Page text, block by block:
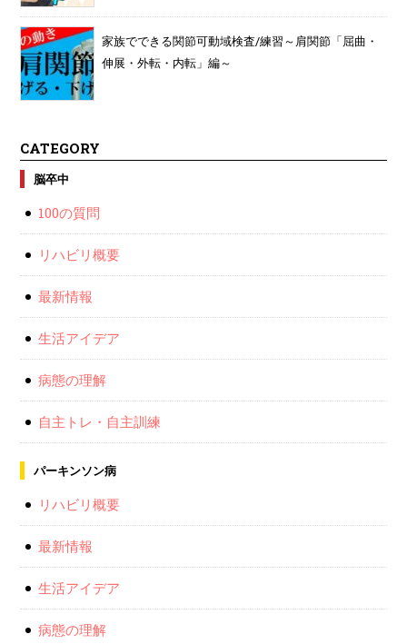
家族でできる関節可動域検査/練習～肩関節「屈曲・
伸展・外転・内転」編～
CATEGORY
脳卒中
100の質問
リハビリ概要
最新情報
生活アイデア
病態の理解
自主トレ・自主訓練
パーキンソン病
リハビリ概要
最新情報
生活アイデア
病態の理解